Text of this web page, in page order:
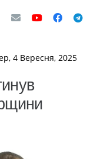
4 Вересня, 2025